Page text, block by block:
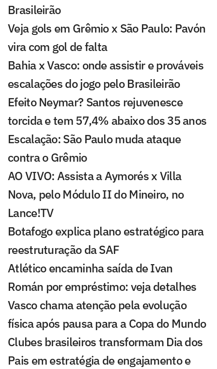
Brasileirão
Veja gols em Grêmio x São Paulo: Pavón
vira com gol de falta
Bahia x Vasco: onde assistir e prováveis
escalações do jogo pelo Brasileirão
Efeito Neymar? Santos rejuvenesce
torcida e tem 57,4% abaixo dos 35 anos
Escalação: São Paulo muda ataque
contra o Grêmio
AO VIVO: Assista a Aymorés x Villa
Nova, pelo Módulo II do Mineiro, no
Lance!TV
Botafogo explica plano estratégico para
reestruturação da SAF
Atlético encaminha saída de Ivan
Román por empréstimo: veja detalhes
Vasco chama atenção pela evolução
física após pausa para a Copa do Mundo
Clubes brasileiros transformam Dia dos
Pais em estratégia de engajamento e